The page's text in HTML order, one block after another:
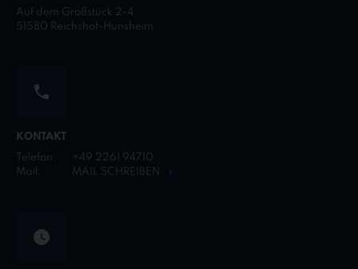
Auf dem Großstück 2-4
51580 Reichshof-Hunsheim
KONTAKT
Telefon:
+49 2261 94710
Mail:
MAIL SCHREIBEN